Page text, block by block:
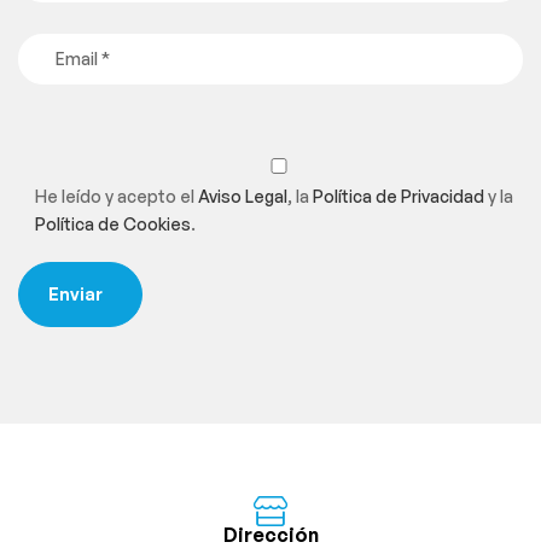
He leído y acepto el Aviso Legal, la Política de Privacidady la
Política de Cookies.
Dirección